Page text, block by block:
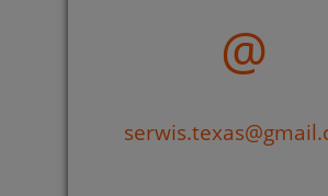
@